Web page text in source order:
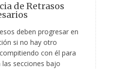
de Retrasos
deben progresar en
si no hay otro
con él para
secciones bajo